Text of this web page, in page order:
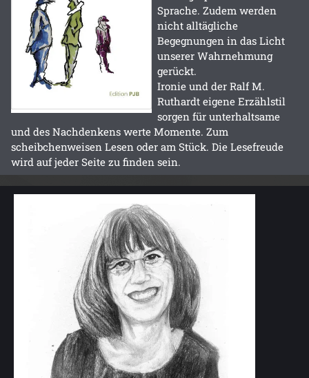
Sprache. Zudem werden
nicht alltägliche
Begegnungen in das Licht
unserer Wahrnehmung
gerückt.
Ironie und der Ralf M.
Ruthardt eigene Erzählstil
sorgen für unterhaltsame
und des Nachdenkens werte Momente. Zum
scheibchenweisen Lesen oder am Stück. Die Lesefreude
wird auf jeder Seite zu finden sein.